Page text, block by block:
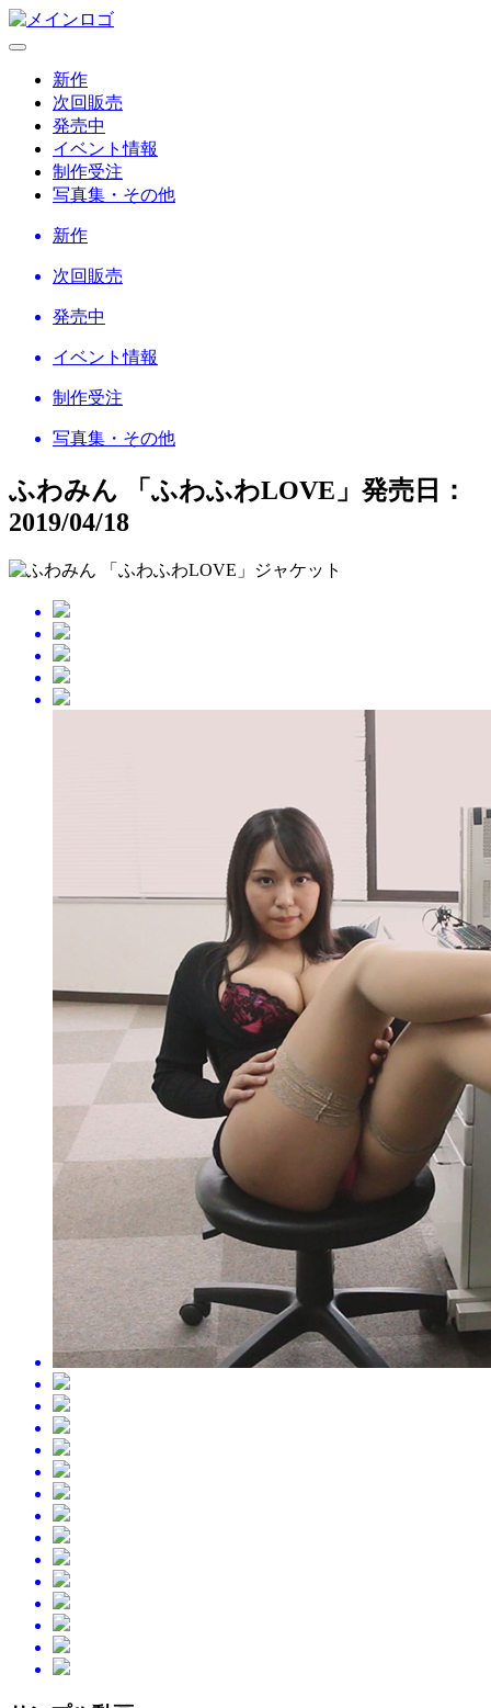
新作
次回販売
発売中
イベント情報
制作受注
写真集・その他
新作
次回販売
発売中
イベント情報
制作受注
写真集・その他
ふわみん 「ふわふわLOVE」 発売日：
2019/04/18